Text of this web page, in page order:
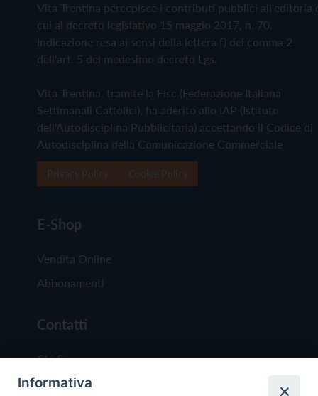
Vita Trentina percepisce i contributi pubblici all'editoria
cui al decreto legislativo 15 maggio 2017, n. 70.
Indicazione resa ai sensi della lettera f) del comma 2
dell'art. 5 del medesimo decreto Lgs.
Vita Trentina, tramite la Fisc (Federazione Italiana
Settimanali Cattolici), ha aderito allo IAP (Istituto
dell'Autodisciplina Pubblicitaria) accettando il Codice di
Autodisciplina della Comunicazione Commerciale
E-Shop
Vendita Online
Abbonamenti
Contatti
Chi Siamo
Redazione
Informativa